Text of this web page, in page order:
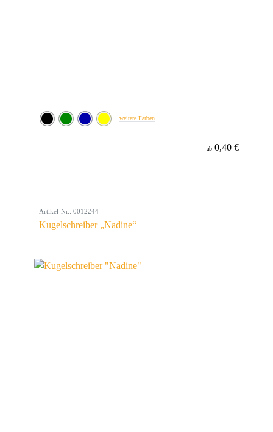
weitere Farben
ab 0,40 €
Artikel-Nr.: 0012244
Kugelschreiber „Nadine“